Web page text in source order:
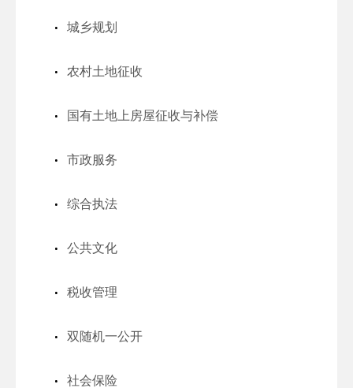
城乡规划
农村土地征收
国有土地上房屋征收与补偿
市政服务
综合执法
公共文化
税收管理
双随机一公开
社会保险